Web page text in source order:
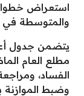
استعراض
والمتوسطة في
يتضمن جدول
مطلع العام
الفساد،
وضبط الموازنة